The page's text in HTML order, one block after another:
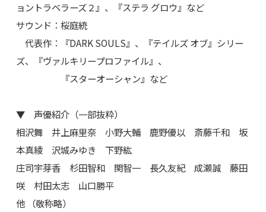
ョントラベラーズ２』、『ステラ グロウ』など
サウンド：桜庭統
代表作：『DARK SOULS』、『テイルズ オブ』シリー
ズ、『ヴァルキリープロファイル』、
『スターオーシャン』など
▼ 声優紹介（一部抜粋）
相沢舞 井上麻里奈 小野大輔 鹿野優以 斎藤千和 坂
本真綾 沢城みゆき 下野紘
庄司宇芽香 杉田智和 関智一 長久友紀 成瀬誠 藤田
咲 村田太志 山口勝平
他 （敬称略）